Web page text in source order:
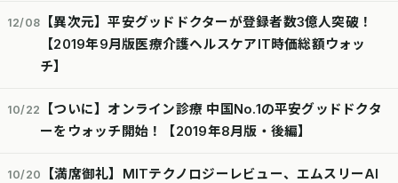
12/08
【異次元】平安グッドドクターが登録者数3億人突破！
【2019年9月版医療介護ヘルスケアIT時価総額ウォッ
チ】
10/22
【ついに】オンライン診療 中国No.1の平安グッドドクタ
ーをウォッチ開始！【2019年8月版・後編】
10/20
【満席御礼】MITテクノロジーレビュー、エムスリーAI